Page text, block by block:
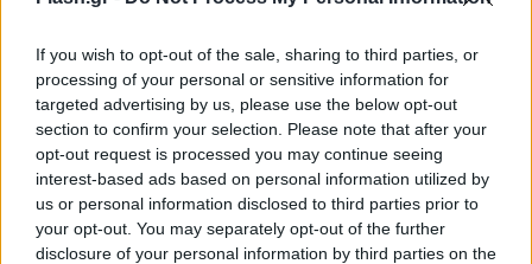
If you wish to opt-out of the sale, sharing to third parties, or
processing of your personal or sensitive information for
targeted advertising by us, please use the below opt-out
section to confirm your selection. Please note that after your
opt-out request is processed you may continue seeing
interest-based ads based on personal information utilized by
us or personal information disclosed to third parties prior to
your opt-out. You may separately opt-out of the further
disclosure of your personal information by third parties on the